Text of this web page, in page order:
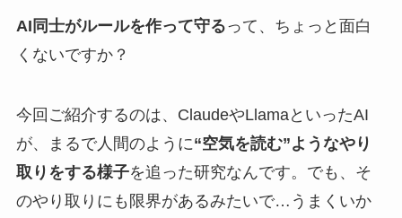
AI同士がルールを作って守るって、ちょっと面白
くないですか？
今回ご紹介するのは、ClaudeやLlamaといったAI
が、まるで人間のように“空気を読む”ようなやり
取りをする様子を追った研究なんです。でも、そ
のやり取りにも限界があるみたいで…うまくいか